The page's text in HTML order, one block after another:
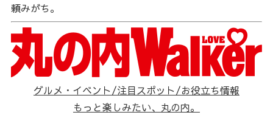
頼みがち。
グルメ・イベント/注目スポット/お役立ち情報
もっと楽しみたい、丸の内。